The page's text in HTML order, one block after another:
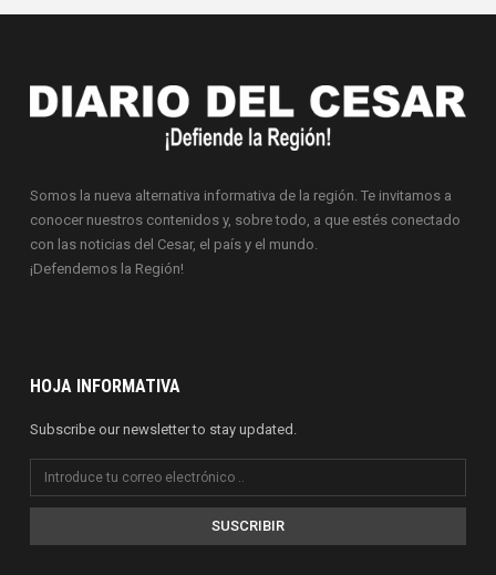
Somos la nueva alternativa informativa de la región. Te invitamos a
conocer nuestros contenidos y, sobre todo, a que estés conectado
con las noticias del Cesar, el país y el mundo.
¡Defendemos la Región!
HOJA INFORMATIVA
Subscribe our newsletter to stay updated.
SUSCRIBIR